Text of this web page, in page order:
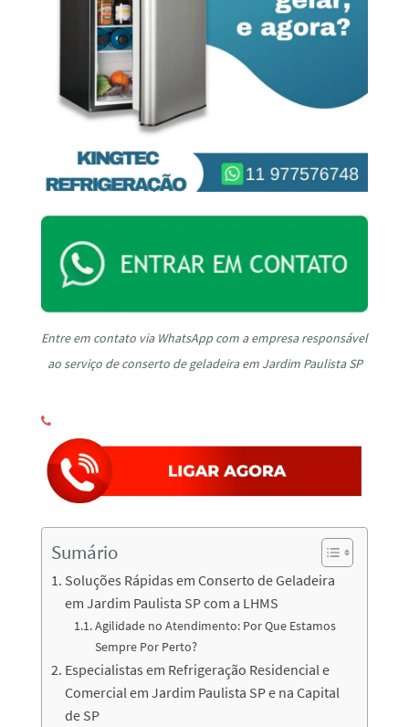
Entre em contato via WhatsApp com a empresa responsável
ao serviço de conserto de geladeira em Jardim Paulista SP
Sumário
Soluções Rápidas em Conserto de Geladeira
em Jardim Paulista SP com a LHMS
Agilidade no Atendimento: Por Que Estamos
Sempre Por Perto?
Especialistas em Refrigeração Residencial e
Comercial em Jardim Paulista SP e na Capital
de SP